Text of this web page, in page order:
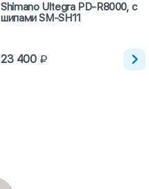
Shimano Ultegra PD-R8000, с
шипами SM-SH11
23 400